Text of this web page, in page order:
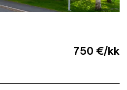
750 €/kk